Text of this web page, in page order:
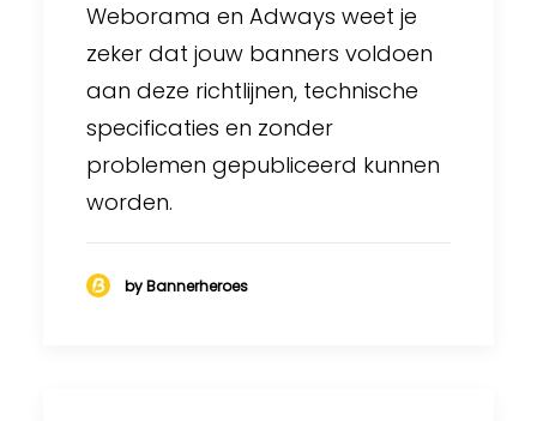
Weborama en Adways weet je
zeker dat jouw banners voldoen
aan deze richtlijnen, technische
specificaties en zonder
problemen gepubliceerd kunnen
worden.
by Bannerheroes